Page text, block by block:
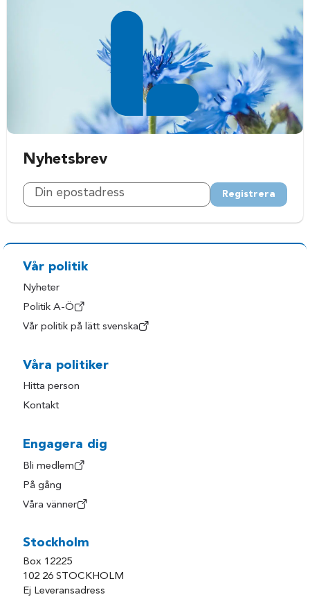
Nyhetsbrev
Registrera
Vår politik
Nyheter
Politik A-Ö
Vår politik på lätt svenska
Våra politiker
Hitta person
Kontakt
Engagera dig
Bli medlem
På gång
Våra vänner
Stockholm
Box 12225
102 26 STOCKHOLM
Ej Leveransadress